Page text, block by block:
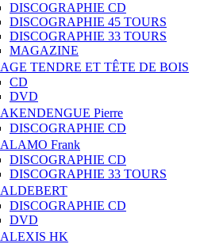
DISCOGRAPHIE CD
DISCOGRAPHIE 45 TOURS
DISCOGRAPHIE 33 TOURS
MAGAZINE
AGE TENDRE ET TÊTE DE BOIS
CD
DVD
AKENDENGUE Pierre
DISCOGRAPHIE CD
ALAMO Frank
DISCOGRAPHIE CD
DISCOGRAPHIE 33 TOURS
ALDEBERT
DISCOGRAPHIE CD
DVD
ALEXIS HK